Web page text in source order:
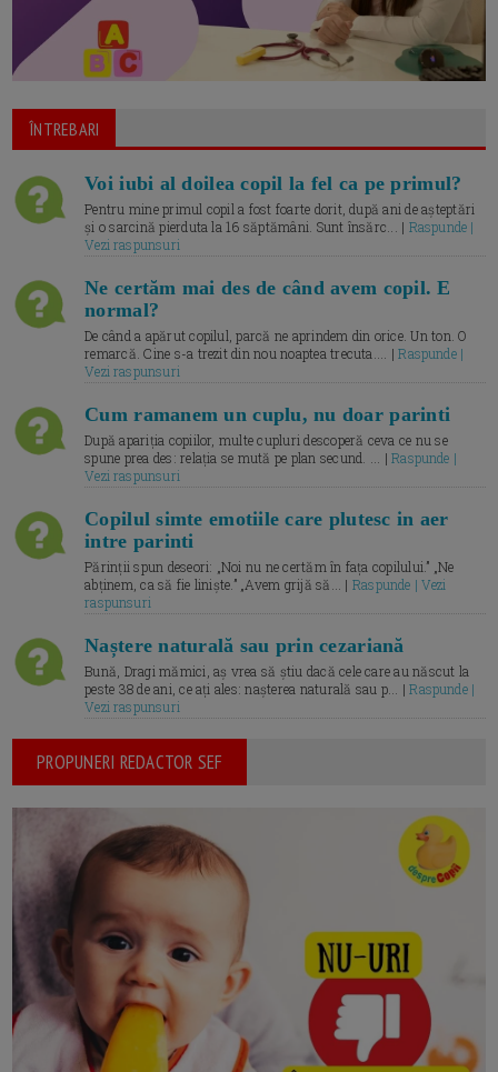
ÎNTREBARI
Voi iubi al doilea copil la fel ca pe primul?
Pentru mine primul copil a fost foarte dorit, după ani de așteptări
și o sarcină pierduta la 16 săptămâni. Sunt însărc... | Raspunde |
Vezi raspunsuri
Ne certăm mai des de când avem copil. E
normal?
De când a apărut copilul, parcă ne aprindem din orice. Un ton. O
remarcă. Cine s-a trezit din nou noaptea trecuta.... |Raspunde |
Vezi raspunsuri
Cum ramanem un cuplu, nu doar parinti
După apariția copiilor, multe cupluri descoperă ceva ce nu se
spune prea des: relația se mută pe plan secund. ... |Raspunde |
Vezi raspunsuri
Copilul simte emotiile care plutesc in aer
intre parinti
Părinții spun deseori: „Noi nu ne certăm în fața copilului.” „Ne
abținem, ca să fie liniște.” „Avem grijă să... | Raspunde | Vezi
raspunsuri
Naștere naturală sau prin cezariană
Bună, Dragi mămici, aș vrea să știu dacă cele care au născut la
peste 38 de ani, ce ați ales: nașterea naturală sau p... |Raspunde |
Vezi raspunsuri
PROPUNERI REDACTOR SEF